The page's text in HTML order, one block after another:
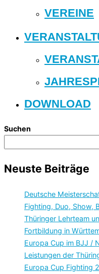
VEREINE
DOWNLOAD
Suchen
Neuste Beiträge
Deutsche
Fighting, Duo, Show,
Thüringer Lehrteam
Fortbildung in
Europa Cup im BJJ /
Leistungen der
Europa Cup Fighting